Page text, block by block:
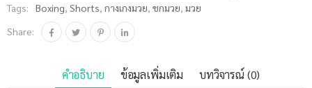
Tags:
Boxing, Shorts, กางเกงมวย, ชกมวย, มวย
Share:
คำอธิบาย ข้อมูลเพิ่มเติม บทวิจารณ์ (0)